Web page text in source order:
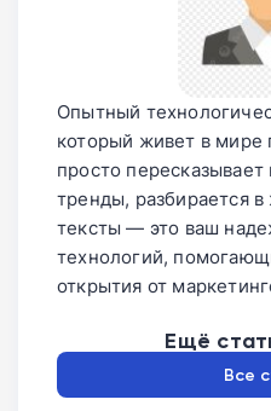
Опытный
который живет в мире
просто
тренды, разбирается
тексты — это ваш
технологий,
открытия от
Ещё
Все